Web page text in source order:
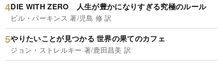
DIE WITH ZERO 人生が豊かになりすぎる究極のルール
ビル・パーキンス 著/児島 修 訳
やりたいことが見つかる 世界の果てのカフェ
ジョン・ストレルキー 著/鹿田昌美 訳